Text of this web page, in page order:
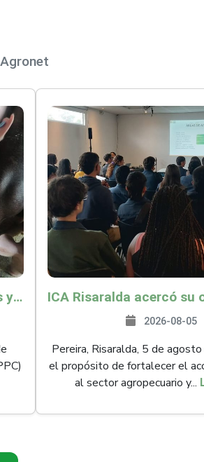
La OMSA reconoció a San Andrés y Providencia como zona libre de Peste Porcina Clásica (PPC)
2026-08-05
Pereira, Risaralda, 5 de
el propósito de fortalecer el
al sector agropecuario y...